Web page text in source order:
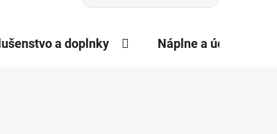
NÁKUPNÝ
KOŠÍK
a doplnky Náplne a údržba